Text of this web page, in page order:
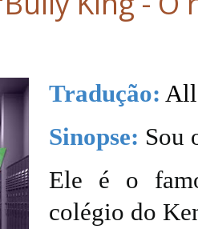
Tradução:
Sinopse: Sou
Ele é o
colégio do